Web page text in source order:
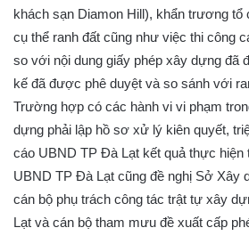
khách sạn Diamon Hill), khẩn trương
cụ thể ranh đất cũng như việc thi công
so với nội dung giấy phép xây dựng đã
kế đã được phê duyệt và so sánh với
Trường hợp có các hành vi vi phạm
dựng phải lập hồ sơ xử lý kiên quyết,
cáo UBND TP Đà Lạt kết quả thực hiện
UBND TP Đà Lạt cũng đề nghị Sở Xây
cán bộ phụ trách công tác trật tự xây
Lạt và cán bộ tham mưu đề xuất cấp